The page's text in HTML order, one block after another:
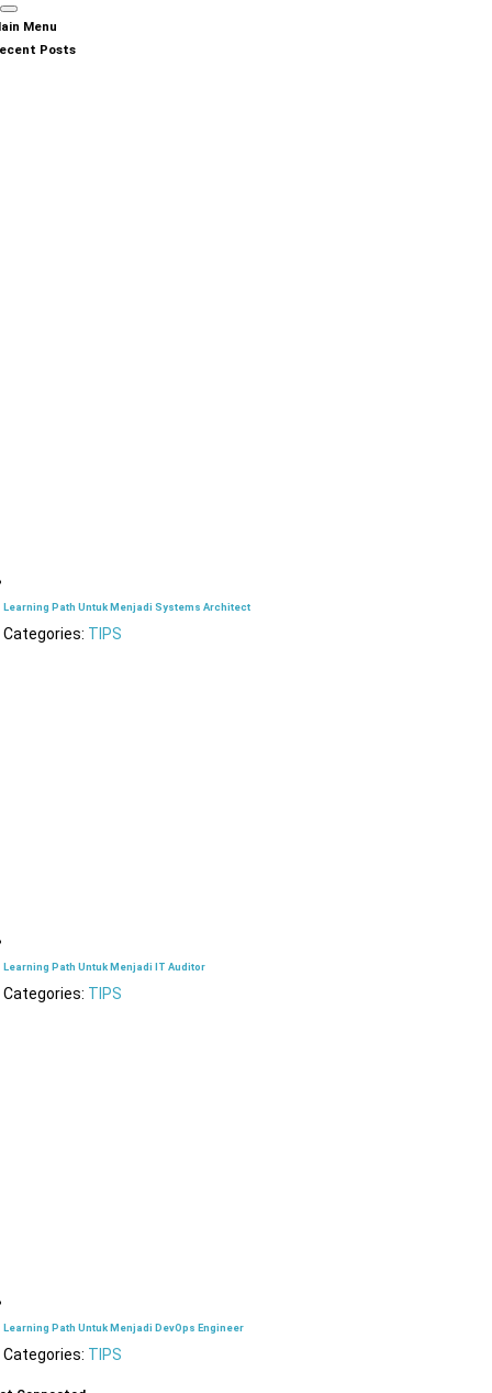
Menu
Posts
Learning Path Untuk Menjadi Systems Architect
Categories: TIPS
Learning Path Untuk Menjadi IT Auditor
Categories: TIPS
Learning Path Untuk Menjadi DevOps Engineer
Categories: TIPS